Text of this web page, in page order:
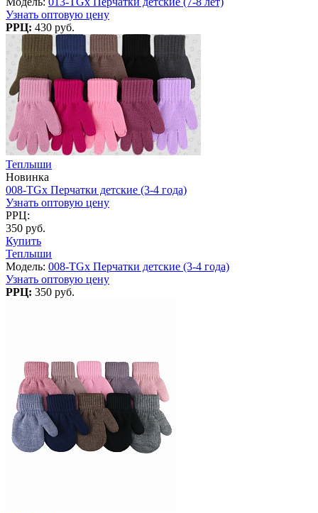
Узнать оптовую цену
РРЦ: 430 руб.
Теплыши
Новинка
008-TGx Перчатки детские (3-4 года)
Узнать оптовую цену
РРЦ:
350 руб.
Купить
Теплыши
Модель: 008-TGx Перчатки детские (3-4 года)
Узнать оптовую цену
РРЦ: 350 руб.